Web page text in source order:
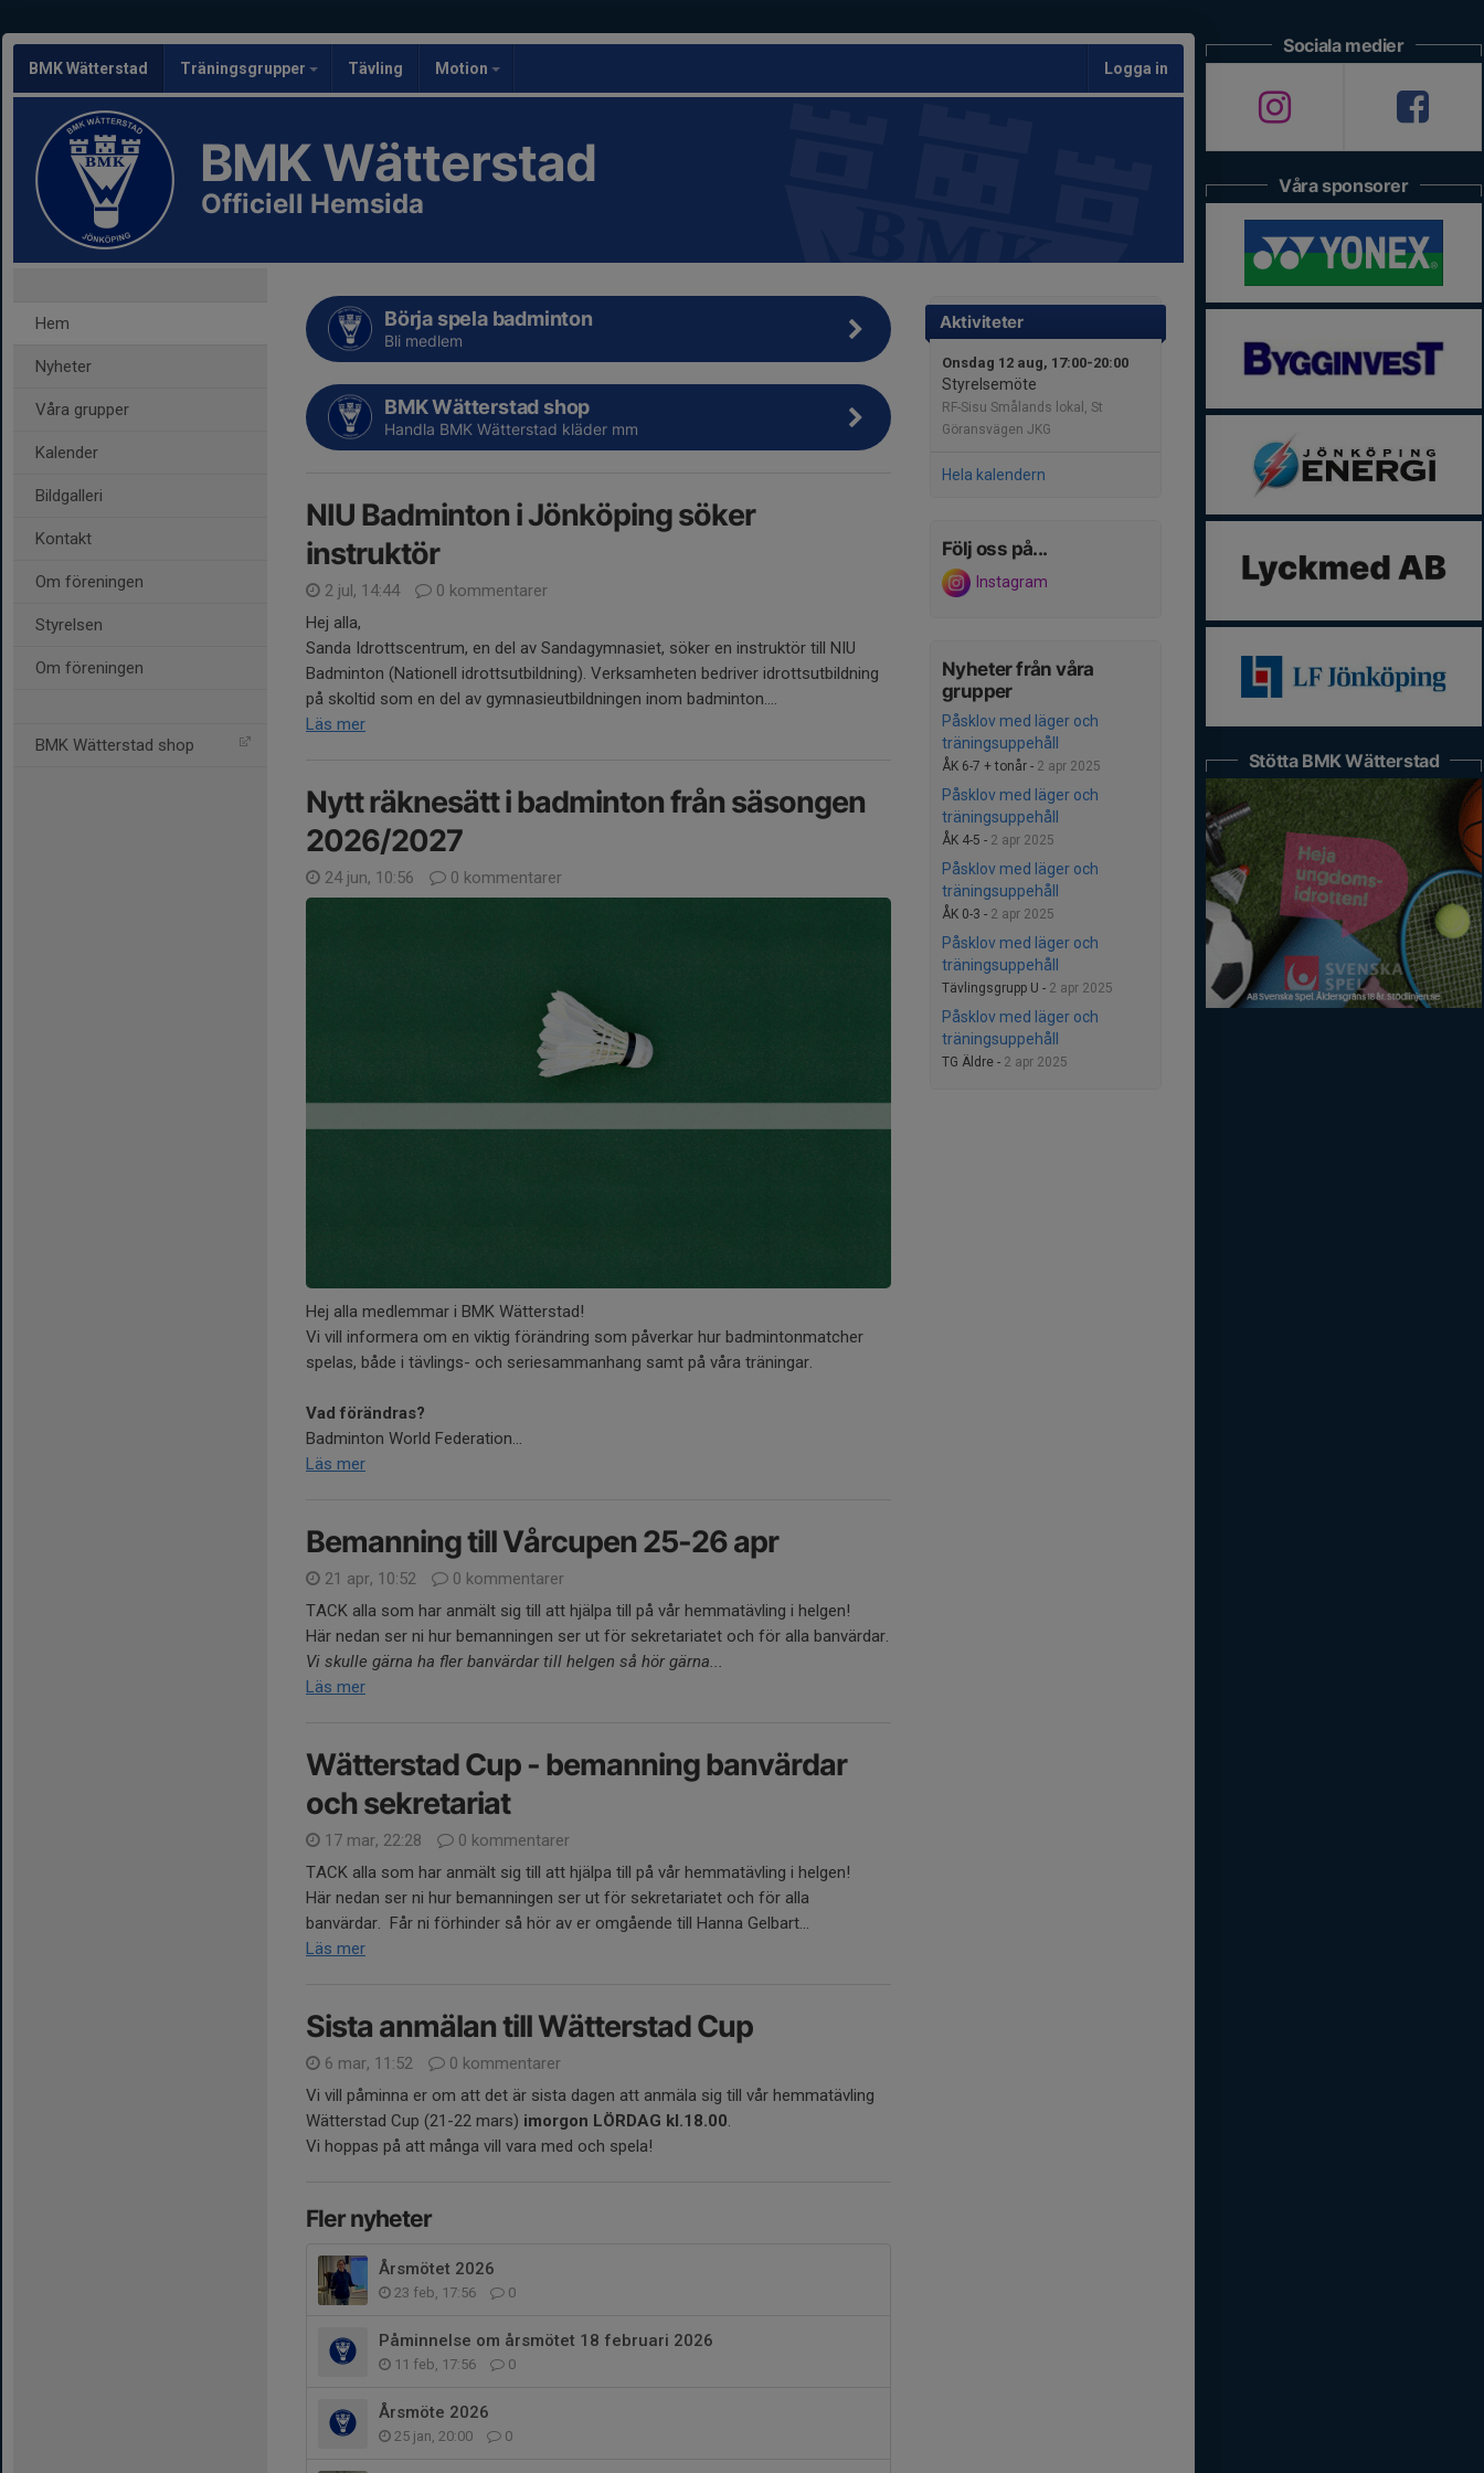
BMK Wätterstad Träningsgrupper Tävling Motion Logga in
BMK Wätterstad
Officiell Hemsida
Hem
Nyheter
Våra grupper
Kalender
Bildgalleri
Kontakt
Om föreningen
Styrelsen
Om föreningen
BMK Wätterstad shop
Aktiviteter
Onsdag 12 aug, 17:00-20:00
Styrelsemöte
RF-Sisu Smålands lokal, St
Göransvägen JKG
Hela kalendern
Följ oss på...
Instagram
Nyheter från våra
grupper
Påsklov med läger och
träningsuppehåll
ÅK 6-7 + tonår - 2 apr 2025
Påsklov med läger och
träningsuppehåll
ÅK 4-5 - 2 apr 2025
Påsklov med läger och
träningsuppehåll
ÅK 0-3 - 2 apr 2025
Påsklov med läger och
träningsuppehåll
Tävlingsgrupp U - 2 apr 2025
Påsklov med läger och
träningsuppehåll
TG Äldre - 2 apr 2025
Börja spela badminton
Bli medlem
BMK Wätterstad shop
Handla BMK Wätterstad kläder mm
NIU Badminton i Jönköping söker
instruktör
2 jul, 14:44
0 kommentarer
Hej alla,
Sanda Idrottscentrum, en del av Sandagymnasiet, söker en instruktör till NIU
Badminton (Nationell idrottsutbildning). Verksamheten bedriver idrottsutbildning
på skoltid som en del av gymnasieutbildningen inom badminton....
Läs mer
Nytt räknesätt i badminton från säsongen
2026/2027
24 jun, 10:56 0 kommentarer
Hej alla medlemmar i BMK Wätterstad!
Vi vill informera om en viktig förändring som påverkar hur badmintonmatcher
spelas, både i tävlings- och seriesammanhang samt på våra träningar.
Vad förändras?
Badminton World Federation...
Läs mer
Bemanning till Vårcupen 25-26 apr
21 apr, 10:52
0 kommentarer
TACK alla som har anmält sig till att hjälpa till på vår hemmatävling i helgen!
Här nedan ser ni hur bemanningen ser ut för sekretariatet och för alla banvärdar.
Vi skulle gärna ha fler banvärdar till helgen så hör gärna...
Läs mer
Wätterstad Cup - bemanning banvärdar
och sekretariat
17 mar, 22:28
0 kommentarer
TACK alla som har anmält sig till att hjälpa till på vår hemmatävling i helgen!
Här nedan ser ni hur bemanningen ser ut för sekretariatet och för alla
banvärdar. Får ni förhinder så hör av er omgående till Hanna Gelbart...
Läs mer
Sista anmälan till Wätterstad Cup
6 mar, 11:52
0 kommentarer
Vi vill påminna er om att det är sista dagen att anmäla sig till vår hemmatävling
Wätterstad Cup (21-22 mars) imorgon LÖRDAG kl.18.00
Vi hoppas på att många vill vara med och spela!
Fler nyheter
Årsmötet 2026
23 feb, 17:56 0
Påminnelse om årsmötet 18 februari 2026
11 feb, 17:56 0
Årsmöte 2026
25 jan, 20:00 0
Sociala medier
Våra sponsorer
Stötta BMK Wätterstad